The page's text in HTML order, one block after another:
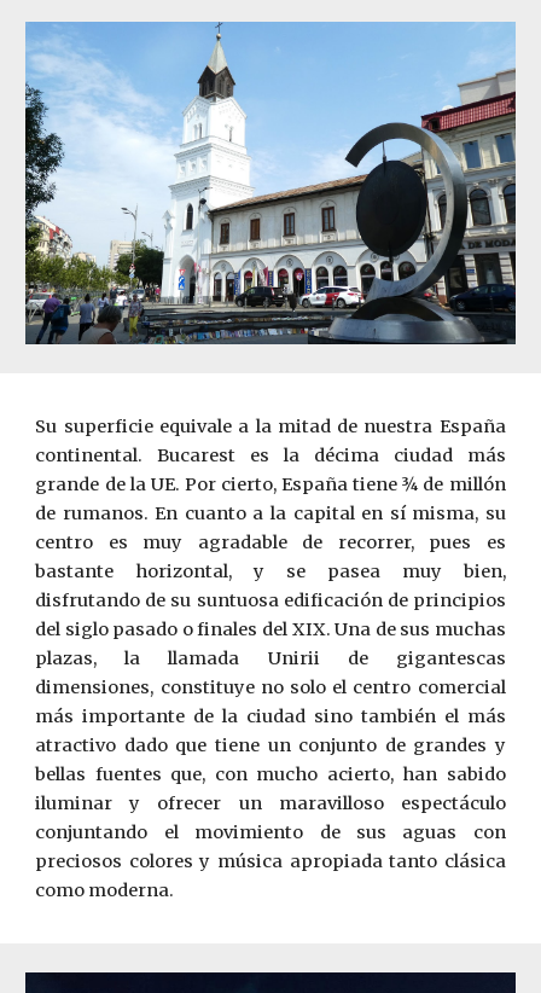
Su superficie equivale a la mitad de nuestra España
continental. Bucarest es la décima ciudad más
grande de la UE. Por cierto, España tiene ¾ de millón
de rumanos. En cuanto a la capital en sí misma, su
centro es muy agradable de recorrer, pues es
bastante horizontal, y se pasea muy bien,
disfrutando de su suntuosa edificación de principios
del siglo pasado o finales del XIX. Una de sus muchas
plazas, la llamada Unirii de gigantescas
dimensiones, constituye no solo el centro comercial
más importante de la ciudad sino también el más
atractivo dado que tiene un conjunto de grandes y
bellas fuentes que, con mucho acierto, han sabido
iluminar y ofrecer un maravilloso espectáculo
conjuntando el movimiento de sus aguas con
preciosos colores y música apropiada tanto clásica
como moderna.